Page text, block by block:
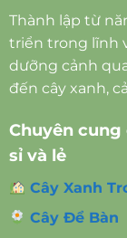
Thành lập từ
triển trong lĩnh
dưỡng cảnh
đến cây xanh,
Chuyên cung
sỉ và lẻ
Cây Xanh
Cây Để Bàn